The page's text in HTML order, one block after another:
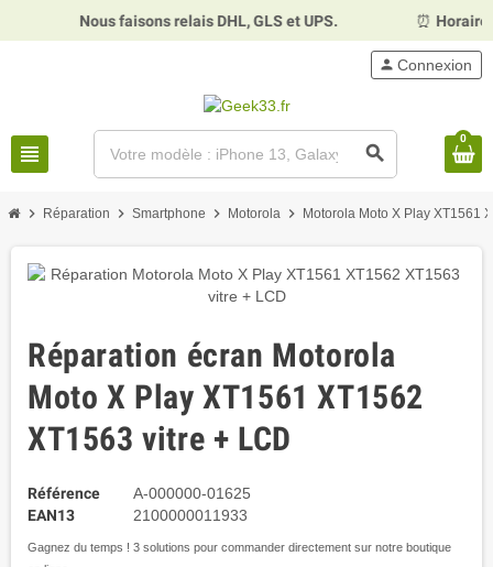
Nous faisons relais DHL, GLS et UPS. ⏰Horaires :
view_headline search
person Connexion
0
chevron_right Réparation chevron_right Smartphone chevron_right Motorola chevron_right Motorola Moto X Play XT1561
Réparation écran Motorola
Moto X Play XT1561 XT1562
XT1563 vitre + LCD
Référence
A-000000-01625
EAN13
2100000011933
Gagnez du temps ! 3 solutions pour commander directement sur notre boutique